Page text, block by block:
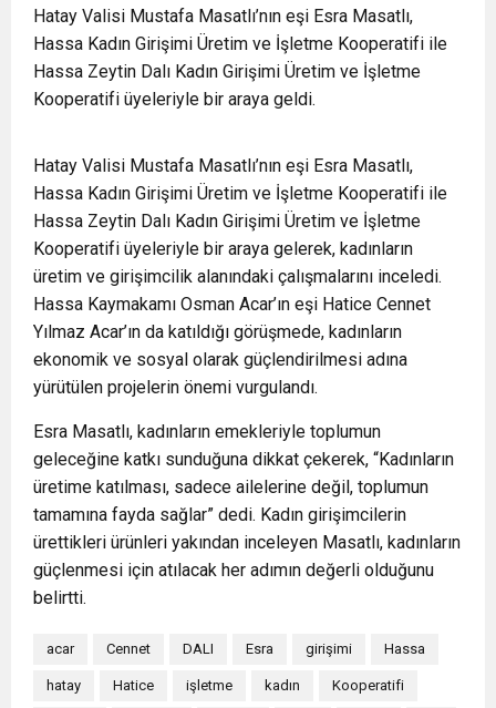
Hatay Valisi Mustafa Masatlı’nın eşi Esra Masatlı,
Hassa Kadın Girişimi Üretim ve İşletme Kooperatifi ile
Hassa Zeytin Dalı Kadın Girişimi Üretim ve İşletme
Kooperatifi üyeleriyle bir araya geldi.
Hatay Valisi Mustafa Masatlı’nın eşi Esra Masatlı,
Hassa Kadın Girişimi Üretim ve İşletme Kooperatifi ile
Hassa Zeytin Dalı Kadın Girişimi Üretim ve İşletme
Kooperatifi üyeleriyle bir araya gelerek, kadınların
üretim ve girişimcilik alanındaki çalışmalarını inceledi.
Hassa Kaymakamı Osman Acar’ın eşi Hatice Cennet
Yılmaz Acar’ın da katıldığı görüşmede, kadınların
ekonomik ve sosyal olarak güçlendirilmesi adına
yürütülen projelerin önemi vurgulandı.
Esra Masatlı, kadınların emekleriyle toplumun
geleceğine katkı sunduğuna dikkat çekerek, “Kadınların
üretime katılması, sadece ailelerine değil, toplumun
tamamına fayda sağlar” dedi. Kadın girişimcilerin
ürettikleri ürünleri yakından inceleyen Masatlı, kadınların
güçlenmesi için atılacak her adımın değerli olduğunu
belirtti.
acar Cennet DALI Esra girişimi Hassa
hatay Hatice işletme kadın Kooperatifi